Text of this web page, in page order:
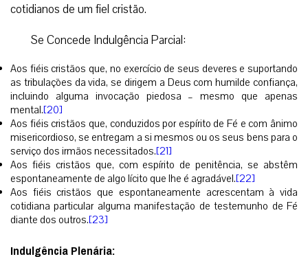
cotidianos de um fiel cristão.
Se Concede Indulgência Parcial:
Aos fiéis cristãos que, no exercício de seus deveres e suportando
as tribulações da vida, se dirigem a Deus com humilde confiança,
incluindo alguma invocação piedosa – mesmo que apenas
mental.[20]
Aos fiéis cristãos que, conduzidos por espírito de Fé e com ânimo
misericordioso, se entregam a si mesmos ou os seus bens para o
serviço dos irmãos necessitados.[21]
Aos fiéis cristãos que, com espírito de penitência, se abstêm
espontaneamente de algo lícito que lhe é agradável.[22]
Aos fiéis cristãos que espontaneamente acrescentam à vida
cotidiana particular alguma manifestação de testemunho de Fé
diante dos outros.[23]
Indulgência Plenária: